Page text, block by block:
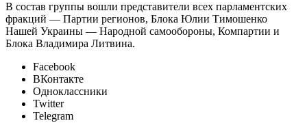
В состав группы вошли представители всех парламентских
фракций — Партии регионов, Блока Юлии Тимошенко
Нашей Украины — Народной самообороны, Компартии и
Блока Владимира Литвина.
Facebook
ВКонтакте
Одноклассники
Twitter
Telegram